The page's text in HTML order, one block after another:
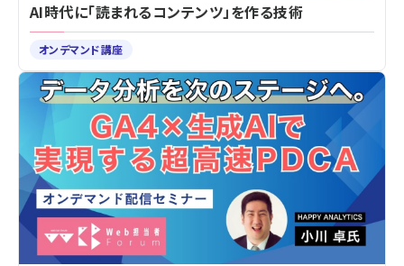
AI時代に「読まれるコンテンツ」を作る技術
オンデマンド講座